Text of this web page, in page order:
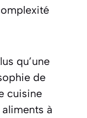
qu’une
de
cuisine
à